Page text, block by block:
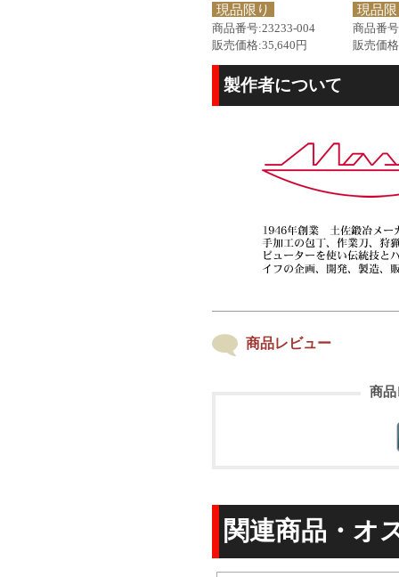
現品限り
商品番号:23233-004
販売価格:35,640円
現品
商品番
販売価
製作者について
商品レビュー
商品
関連商品・オ